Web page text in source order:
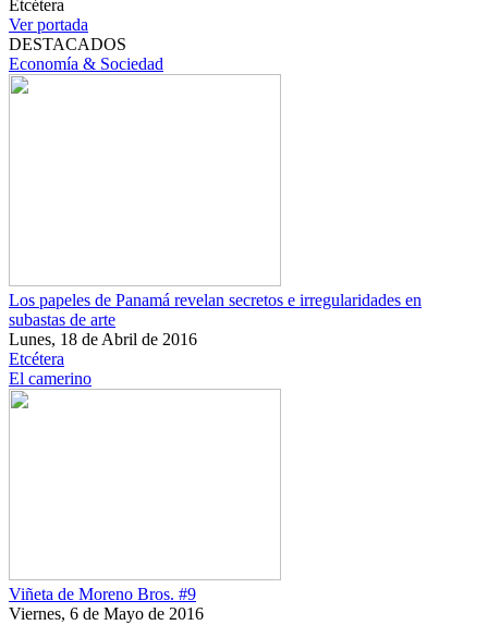
Etcétera
Ver portada
DESTACADOS
Economía & Sociedad
Los papeles de Panamá revelan secretos e irregularidades en
subastas de arte
Lunes, 18 de Abril de 2016
Etcétera
El camerino
Viñeta de Moreno Bros. #9
Viernes, 6 de Mayo de 2016